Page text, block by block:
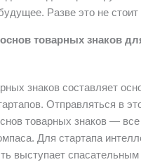
Разве это не
товарных знаков
знаков составляет
Отправляться в
товарных знаков —
Для стартапа
выступает спасательным